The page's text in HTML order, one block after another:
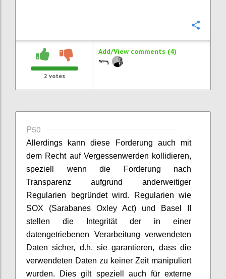
2 votes
Add/View comments (4)
P50
Allerdings kann diese Forderung auch mit
dem Recht auf Vergessenwerden kollidieren,
speziell wenn die Forderung nach
Transparenz aufgrund anderweitiger
Regularien begründet wird. Regularien wie
SOX (Sarabanes Oxley Act) und Basel II
stellen die Integrität der in einer
datengetriebenen Verarbeitung verwendeten
Daten sicher, d.h. sie garantieren, dass die
verwendeten Daten zu keiner Zeit manipuliert
wurden. Dies gilt speziell auch für externe